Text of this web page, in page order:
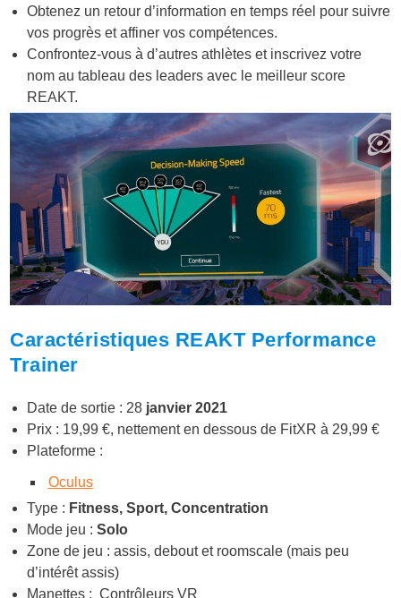
Obtenez un retour d’information en temps réel pour suivre
vos progrès et affiner vos compétences.
Confrontez-vous à d’autres athlètes et inscrivez votre
nom au tableau des leaders avec le meilleur score
REAKT.
Caractéristiques REAKT Performance
Trainer
Date de sortie : 28 janvier 2021
Prix : 19,99 €, nettement en dessous de FitXR à 29,99 €
Plateforme :
Oculus
Type : Fitness, Sport, Concentration
Mode jeu :Solo
Zone de jeu : assis, debout et roomscale (mais peu
d’intérêt assis)
Manettes : Contrôleurs VR